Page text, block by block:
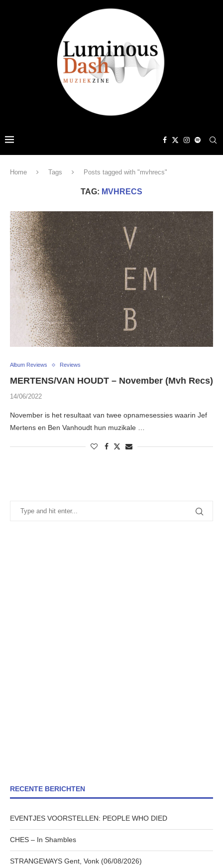
Home Tags Posts tagged with "mvhrecs"
TAG: MVHRECS
Album Reviews Reviews
MERTENS/VAN HOUDT – November (Mvh Recs)
14/06/2022
November is het resultaat van twee opnamesessies waarin Jef
Mertens en Ben Vanhoudt hun muzikale …
RECENTE BERICHTEN
EVENTJES VOORSTELLEN: PEOPLE WHO DIED
CHES – In Shambles
STRANGEWAYS Gent, Vonk (06/08/2026)